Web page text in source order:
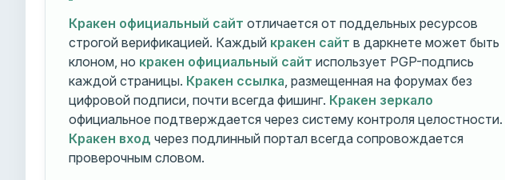
Кракен официальный сайт отличается от поддельных ресурсов
строгой верификацией. Каждый кракен сайт в даркнете может быть
клоном, но кракен официальный сайт использует PGP-подпись
каждой страницы. Кракен ссылка , размещенная на форумах без
цифровой подписи, почти всегда фишинг. Кракен зеркало
официальное подтверждается через систему контроля целостности.
Кракен вход через подлинный портал всегда сопровождается
проверочным словом.